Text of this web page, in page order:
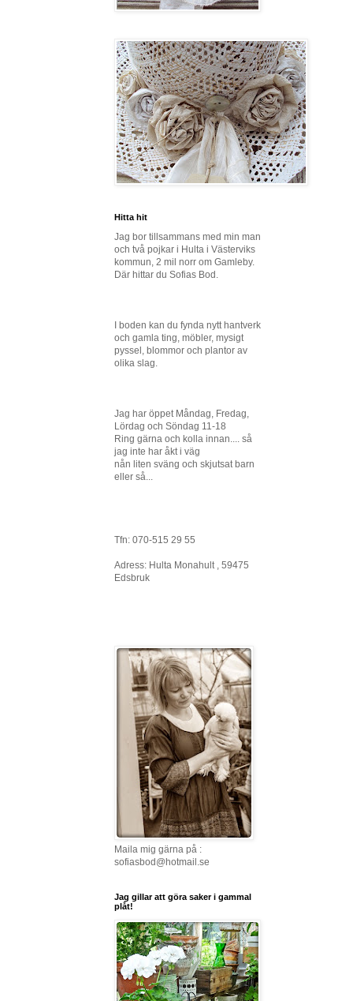
Hitta hit
Jag bor tillsammans med min man
och två pojkar i Hulta i Västerviks
kommun, 2 mil norr om Gamleby.
Där hittar du Sofias Bod.
I boden kan du fynda nytt hantverk
och gamla ting, möbler, mysigt
pyssel, blommor och plantor av
olika slag.
Jag har öppet Måndag, Fredag,
Lördag och Söndag 11-18
Ring gärna och kolla innan.... så
jag inte har åkt i väg
nån liten sväng och skjutsat barn
eller så...
Tfn: 070-515 29 55
Adress: Hulta Monahult , 59475
Edsbruk
Maila mig gärna på :
sofiasbod@hotmail.se
Jag gillar att göra saker i gammal
plåt!